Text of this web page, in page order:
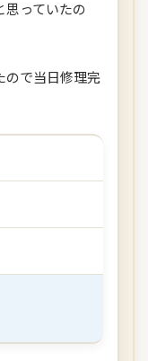
思っていたの
ので当日修理完